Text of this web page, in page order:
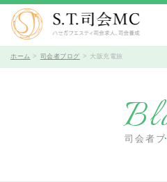
受付時間 10時～19
ホーム 司会者ブログ 大阪充電旅
司会者